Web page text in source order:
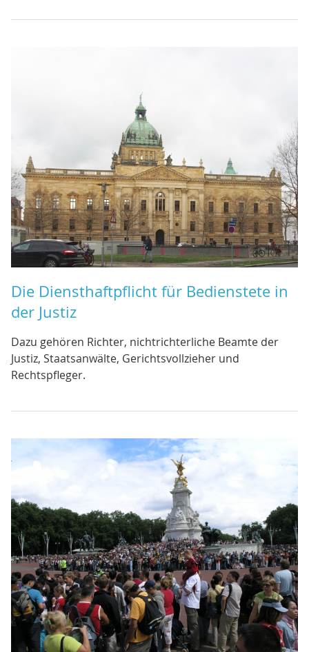
Die Diensthaftpflicht für Bedienstete in
der Justiz
Dazu gehören Richter, nichtrichterliche Beamte der
Justiz, Staatsanwälte, Gerichtsvollzieher und
Rechtspfleger.